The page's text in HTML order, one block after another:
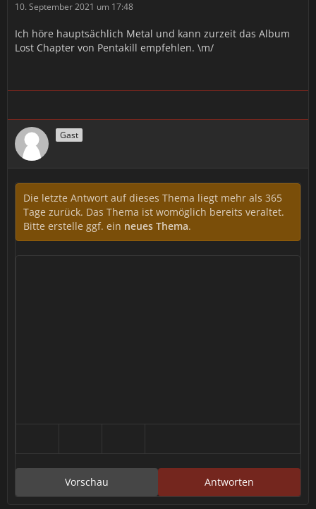
10. September 2021 um 17:48
Ich höre hauptsächlich Metal und kann zurzeit das Album
Lost Chapter von Pentakill empfehlen. \m/
Gast
Die letzte Antwort auf dieses Thema liegt mehr als 365
Tage zurück. Das Thema ist womöglich bereits veraltet.
Bitte erstelle ggf. ein neues Thema.
Antworten
Vorschau